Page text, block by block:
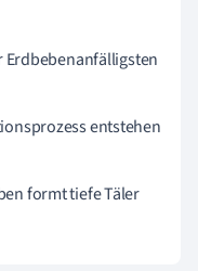
Erdbebenanfälligsten
entstehen
formt tiefe Täler